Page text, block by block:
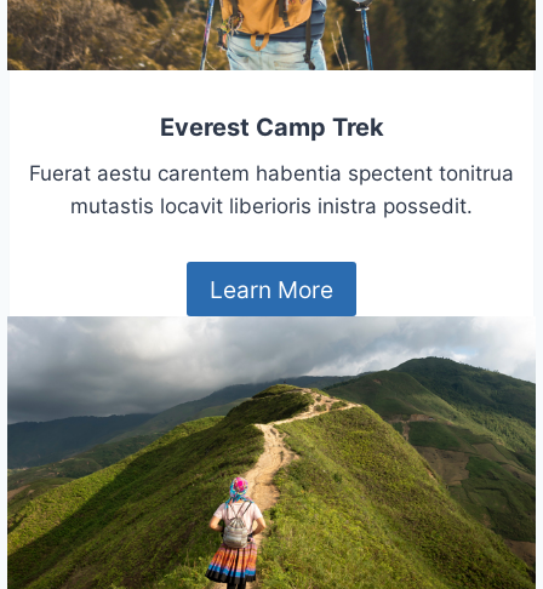
Everest Camp Trek
Fuerat aestu carentem habentia spectent tonitrua
mutastis locavit liberioris inistra possedit.
Learn More